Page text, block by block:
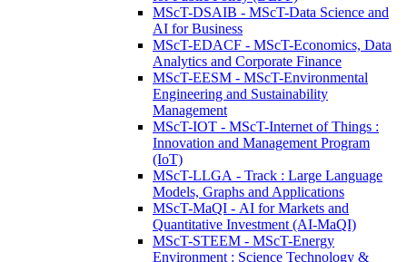
MScT-DSAIB - MScT-Data Science and
AI for Business
MScT-EDACF - MScT-Economics, Data
Analytics and Corporate Finance
MScT-EESM - MScT-Environmental
Engineering and Sustainability
Management
MScT-IOT - MScT-Internet of Things :
Innovation and Management Program
(IoT)
MScT-LLGA - Track : Large Language
Models, Graphs and Applications
MScT-MaQI - AI for Markets and
Quantitative Investment (AI-MaQI)
MScT-STEEM - MScT-Energy
Environment : Science Technology &